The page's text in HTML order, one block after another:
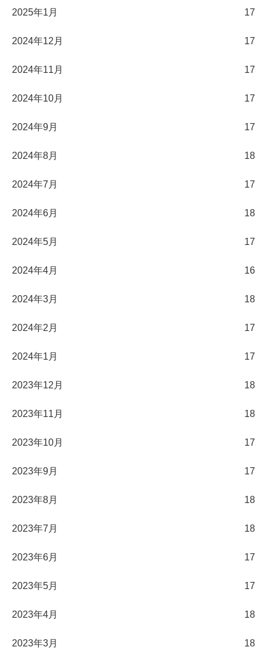
2025年1月 17
2024年12月 17
2024年11月 17
2024年10月 17
2024年9月 17
2024年8月 18
2024年7月 17
2024年6月 18
2024年5月 17
2024年4月 16
2024年3月 18
2024年2月 17
2024年1月 17
2023年12月 18
2023年11月 18
2023年10月 17
2023年9月 17
2023年8月 18
2023年7月 18
2023年6月 17
2023年5月 17
2023年4月 18
2023年3月 18